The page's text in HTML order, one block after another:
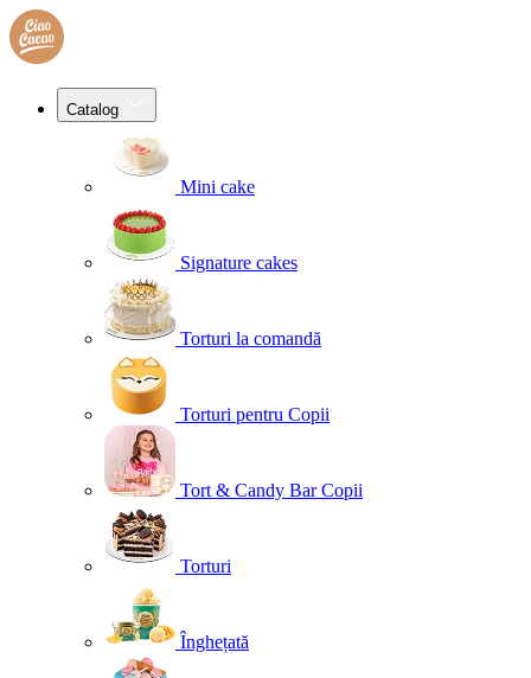
Catalog
Mini cake
Signature cakes
Torturi la comandă
Torturi pentru Copii
Tort & Candy Bar Copii
Torturi
Înghețată